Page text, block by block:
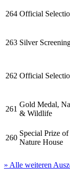
264 Official
263 Silver
262 Official
261
Gold Medal,
& Wildlife
260
Special Prize of
Nature House
» Alle weiteren